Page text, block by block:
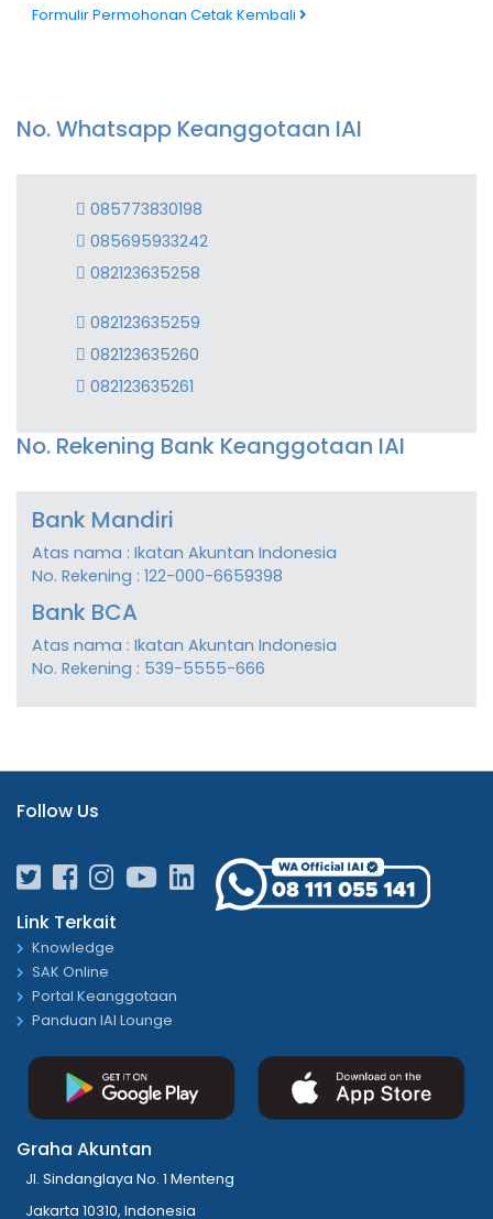
Formulir Permohonan Cetak Kembali
No. Whatsapp Keanggotaan IAI
085773830198
085695933242
082123635258
082123635259
082123635260
082123635261
No. Rekening Bank Keanggotaan IAI
Bank Mandiri
Atas nama : Ikatan Akuntan Indonesia
No. Rekening : 122-000-6659398
Bank BCA
Atas nama : Ikatan Akuntan Indonesia
No. Rekening : 539-5555-666
Follow Us
Link Terkait
Knowledge
SAK Online
Portal Keanggotaan
Panduan IAI Lounge
Graha Akuntan
Jl. Sindanglaya No. 1 Menteng
Jakarta 10310, Indonesia